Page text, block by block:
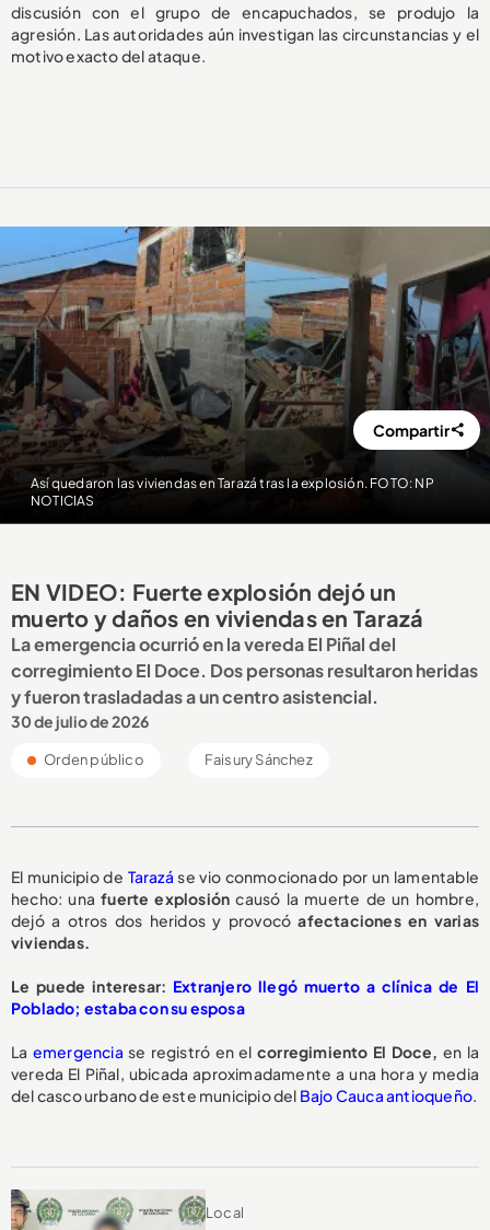
discusión con el grupo de encapuchados, se produjo la
agresión. Las autoridades aún investigan las circunstancias y el
motivo exacto del ataque.
Así quedaron las viviendas en Tarazá tras la explosión. FOTO: NP
NOTICIAS
Compartir
EN VIDEO: Fuerte explosión dejó un
muerto y daños en viviendas en Tarazá
La emergencia ocurrió en la vereda El Piñal del
corregimiento El Doce. Dos personas resultaron heridas
y fueron trasladadas a un centro asistencial.
30 de julio de 2026
Orden público Faisury Sánchez
El municipio de Tarazá se vio conmocionado por un lamentable
hecho: unafuerte explosión causó la muerte de un hombre,
dejó a otros dos heridos y provocóafectaciones en varias
viviendas.
Le puede interesar: Extranjero llegó muerto a clínica de El
Poblado; estaba con su esposa
La emergencia se registró en el corregimiento El Doce, en la
vereda El Piñal, ubicada aproximadamente a una hora y media
del casco urbano de este municipio del Bajo Cauca antioqueño.
Local